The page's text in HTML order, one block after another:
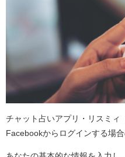
チャット占いアプリ・リスミィ
Facebookからログインする場